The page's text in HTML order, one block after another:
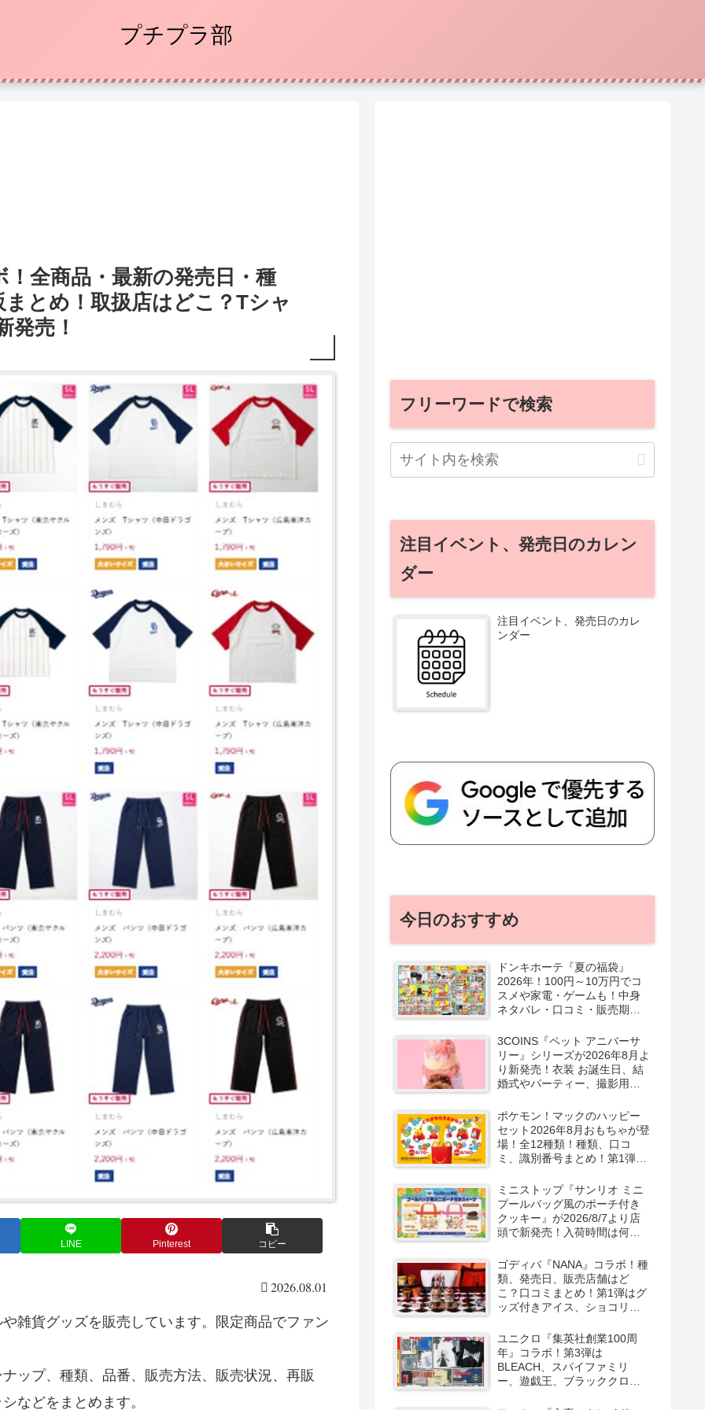
プチプラ部
全商品・最新の発売日・種
とめ！取扱店はどこ？Tシャ
発売！
LINE Pinterest コピー
2026.08.01
雑貨グッズを販売しています。限定商品でファン
ップ、種類、品番、販売方法、販売状況、再販
などをまとめます。
フリーワードで検索
注目イベント、発売日のカレン
ダー
注目イベント、発売日のカレ
ンダー
今日のおすすめ
ドンキホーテ『夏の福袋』
2026年！100円～10万円でコ
スメや家電・ゲームも！中身
ネタバレ・口コミ・販売期
3COINS『ペット アニバーサ
リー』シリーズが2026年8月よ
り新発売！衣装 お誕生日、結
婚式やパーティー、撮影用グ
ポケモン！マックのハッピー
セット2026年8月おもちゃが登
場！全12種類！種類、口コ
ミ、識別番号まとめ！第1弾は
ミニストップ『サンリオ ミニ
プールバッグ風のポーチ付き
クッキー』が2026/8/7より店
頭で新発売！入荷時間は何
施！キティ&ダニエル、マイメ
ロ＆クロミの2種類！
ゴディバ『NANA』コラボ！種
類、発売日、販売店舗はど
こ？口コミまとめ！第1弾はグ
ッズ付きアイス、ショコリキ
より新発売！第2弾は限定チョ
コレートなどが2026年10月？
再販売は？
ユニクロ『集英社創業100周
年』コラボ！第3弾は
BLEACH、スパイファミリ
ー、遊戯王、ブラッククロー